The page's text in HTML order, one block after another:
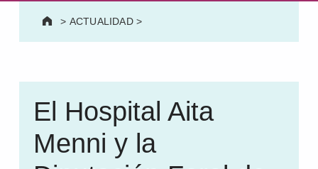
> ACTUALIDAD>
El Hospital Aita
Menni y la